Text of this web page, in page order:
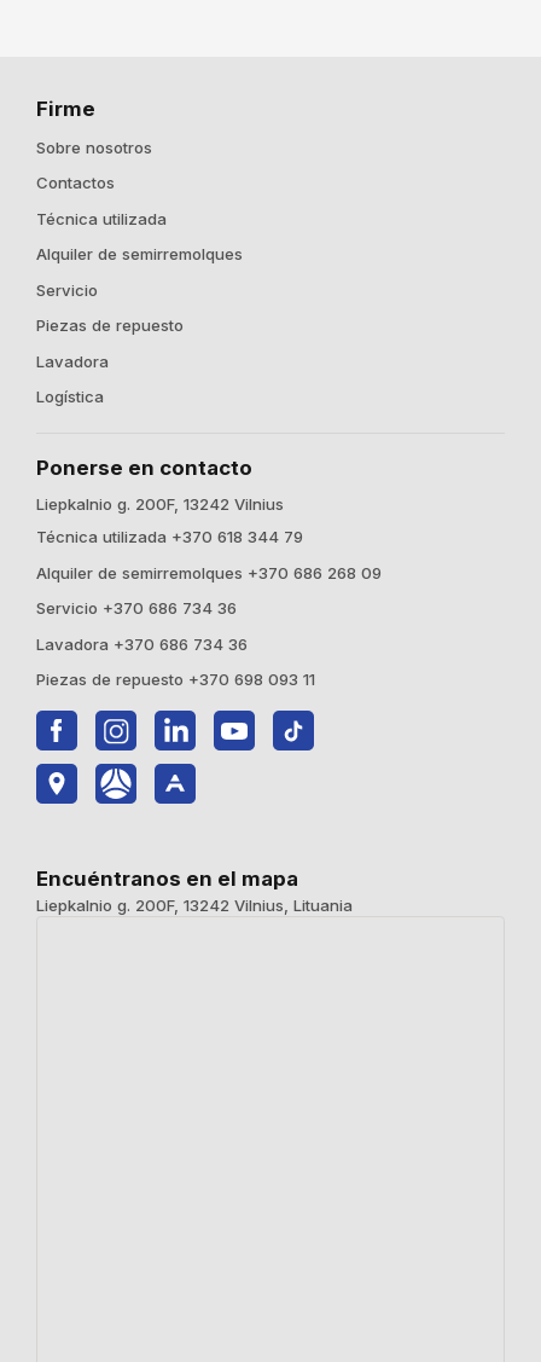
Firme
Sobre nosotros
Contactos
Técnica utilizada
Alquiler de semirremolques
Servicio
Piezas de repuesto
Lavadora
Logística
Ponerse en contacto
Liepkalnio g. 200F, 13242 Vilnius
Técnica utilizada +370 618 344 79
Alquiler de semirremolques +370 686 268 09
Servicio +370 686 734 36
Lavadora +370 686 734 36
Piezas de repuesto +370 698 093 11
Encuéntranos en el mapa
Liepkalnio g. 200F, 13242 Vilnius, Lituania